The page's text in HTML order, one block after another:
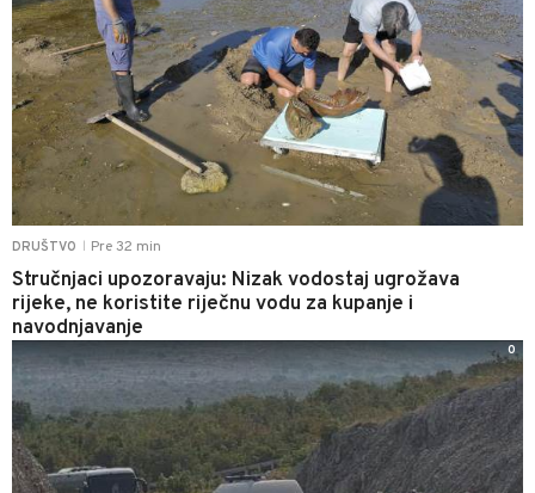
DRUŠTVO Pre 32 min
Stručnjaci upozoravaju: Nizak vodostaj ugrožava
rijeke, ne koristite riječnu vodu za kupanje i
navodnjavanje
0